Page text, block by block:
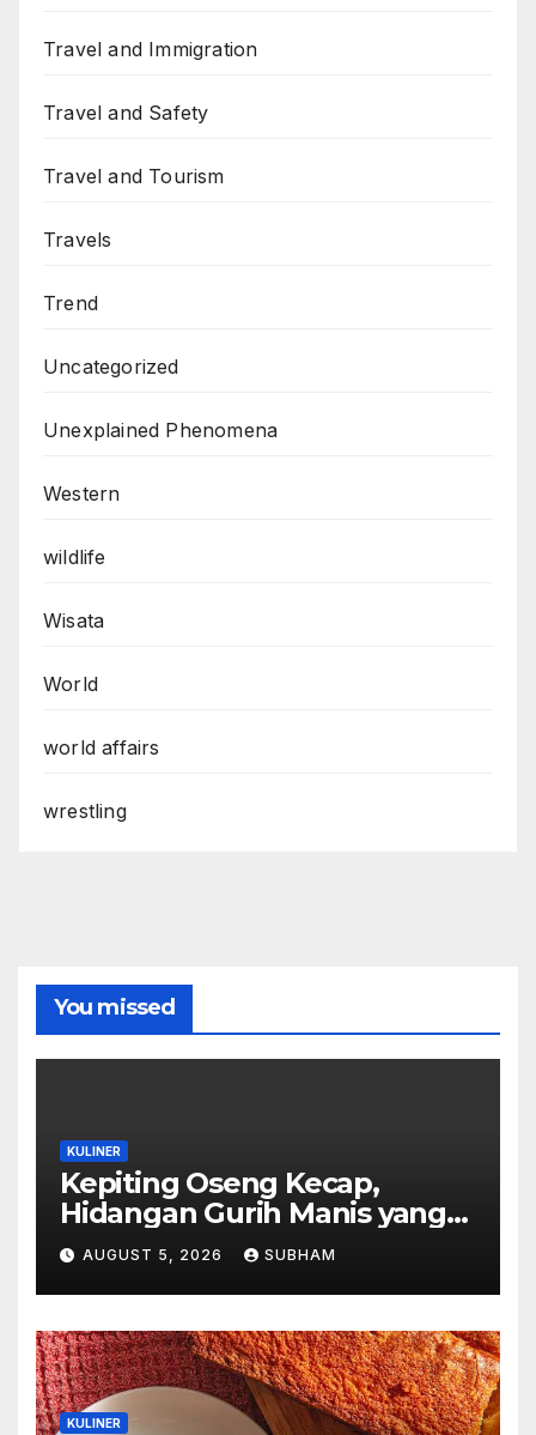
Travel and Immigration
Travel and Safety
Travel and Tourism
Travels
Trend
Uncategorized
Unexplained Phenomena
Western
wildlife
Wisata
World
world affairs
wrestling
You missed
KULINER
Kepiting Oseng Kecap,
Hidangan Gurih Manis yang
Selalu Menggugah Selera di
Setiap Suapan
AUGUST 5, 2026 SUBHAM
KULINER